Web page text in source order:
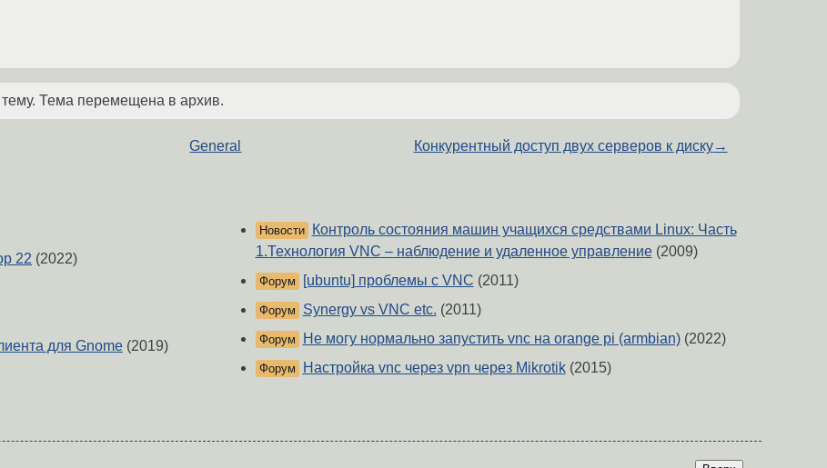
Тема перемещена в архив.
General Конкурентный доступ двух серверов к диску→
22 (2022)
для Gnome (2019)
Новости
Контроль состояния машин учащихся средствами Linux: Часть
1.Технология VNC – наблюдение и удаленное управление(2009)
Форум [ubuntu] проблемы с VNC (2011)
Форум Synergy vs VNC etc. (2011)
Форум Не могу нормально запустить vnc на orange pi (armbian)(2022)
Форум Настройка vnc через vpn через Mikrotik(2015)